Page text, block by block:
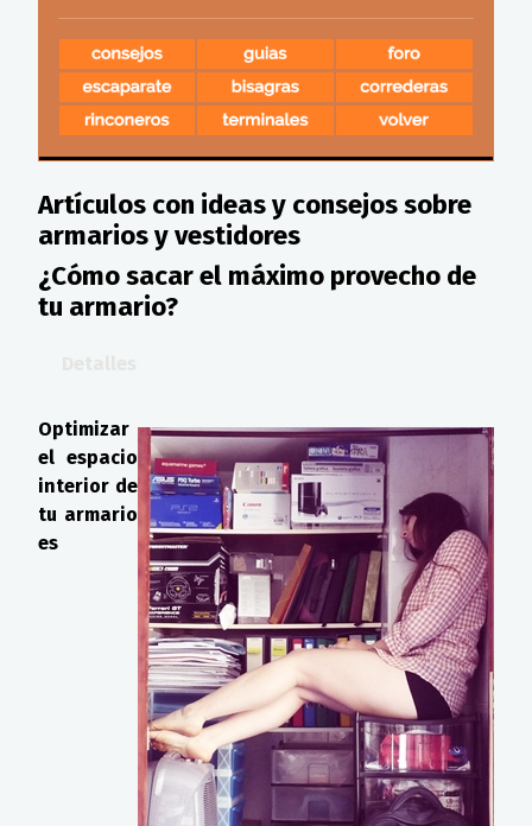
Artículos con ideas y consejos sobre
armarios y vestidores
¿Cómo sacar el máximo provecho de
tu armario?
Optimizar
el espacio
interior de
tu armario
es